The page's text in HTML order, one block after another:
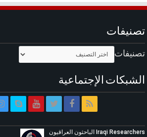
تصنيفات
تصنيفات
الشبكات الإجتماعية